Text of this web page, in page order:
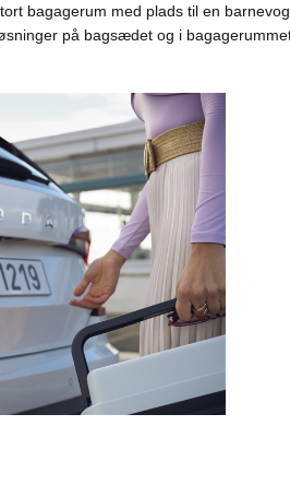
bagagerum med plads til en
på bagsædet og i